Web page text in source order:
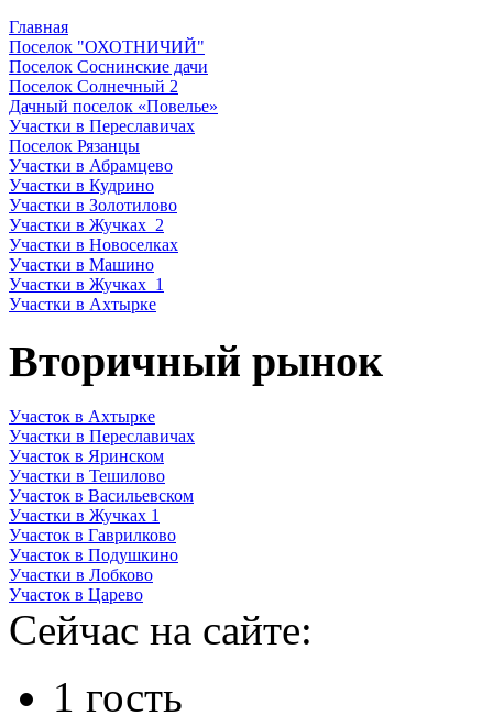
Главная
Поселок "ОХОТНИЧИЙ"
Поселок Соснинские дачи
Поселок Солнечный 2
Дачный поселок «Повелье»
Участки в Переславичах
Поселок Рязанцы
Участки в Абрамцево
Участки в Кудрино
Участки в Золотилово
Участки в Жучках_2
Участки в Новоселках
Участки в Машино
Участки в Жучках_1
Участки в Ахтырке
Вторичный рынок
Участок в Ахтырке
Участки в Переславичах
Участок в Яринском
Участки в Тешилово
Участок в Васильевском
Участки в Жучках 1
Участок в Гаврилково
Участок в Подушкино
Участки в Лобково
Участок в Царево
Сейчас на сайте:
1 гость